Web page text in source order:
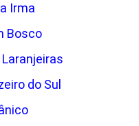
Irma
Bosco
do Sul